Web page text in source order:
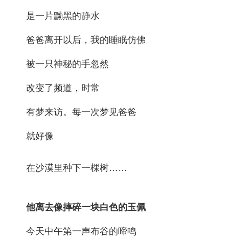
是一片黝黑的静水
爸爸离开以后，我的睡眠仿佛
被一只神秘的手忽然
改变了频道，时常
有梦来访。每一次梦见爸爸
就好像
在沙漠里种下一棵树……
他离去像摔碎一块白色的玉佩
今天中午第一声布谷的啼鸣